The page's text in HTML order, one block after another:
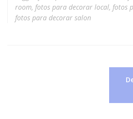
room, fotos para decorar local, fotos
fotos para decorar salon